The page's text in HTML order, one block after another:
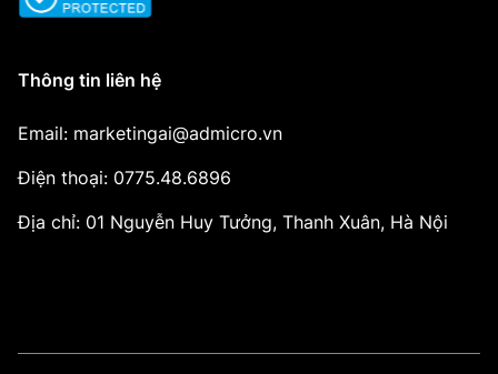
Thông tin liên hệ
Email: marketingai@admicro.vn
Điện thoại: 0775.48.6896
Địa chỉ: 01 Nguyễn Huy Tưởng, Thanh Xuân, Hà Nội